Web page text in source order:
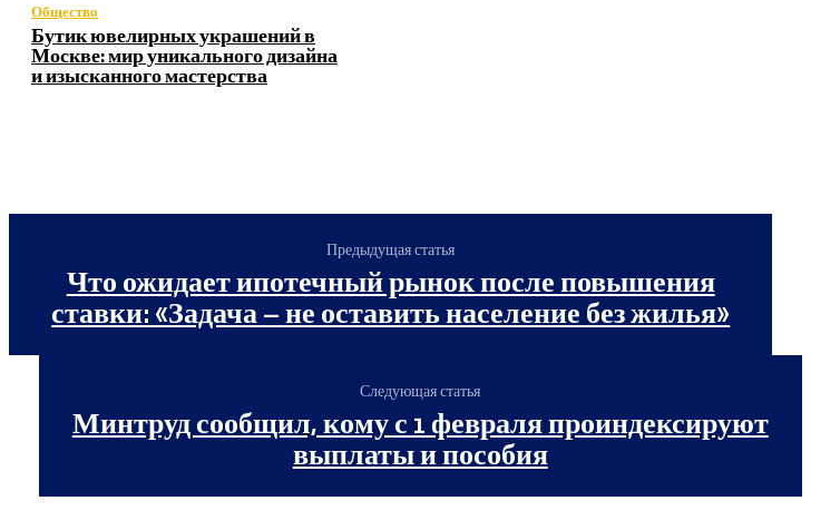
Общество
Бутик ювелирных украшений в
Москве: мир уникального дизайна
и изысканного мастерства
Предыдущая статья
Что ожидает ипотечный рынок после повышения
ставки: «Задача – не оставить население без жилья»
Следующая статья
Минтруд сообщил, кому с 1 февраля проиндексируют
выплаты и пособия